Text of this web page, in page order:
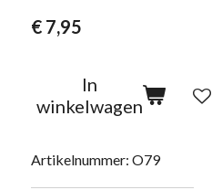
€ 7,95
In
winkelwagen
Artikelnummer: O79